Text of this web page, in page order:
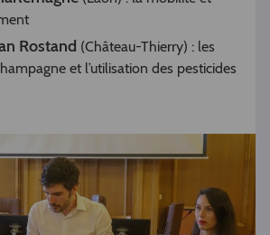
Rostand (Château-Thierry) : les
et l’utilisation des pesticides